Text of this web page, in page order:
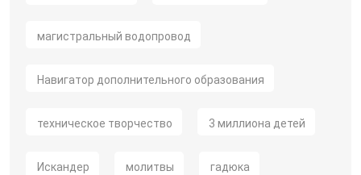
магистральный водопровод
Навигатор дополнительного образования
техническое творчество 3 миллиона детей
Искандер молитвы гадюка